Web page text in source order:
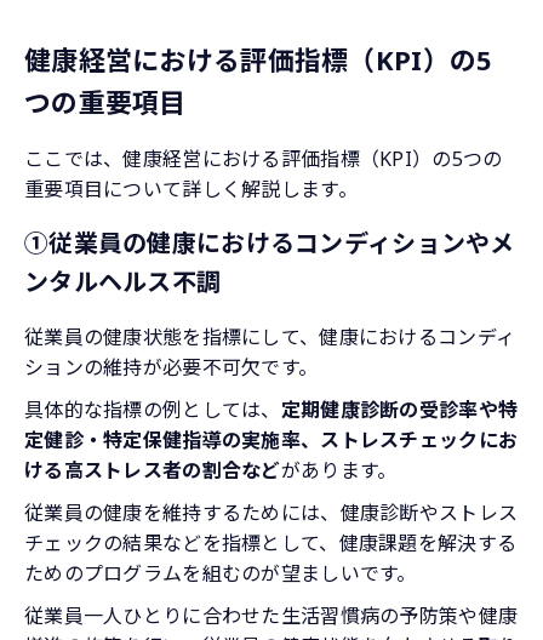
健康経営における評価指標（KPI）の5
つの重要項目
ここでは、健康経営における評価指標（KPI）の5つの
重要項目について詳しく解説します。
①従業員の健康におけるコンディションやメ
ンタルヘルス不調
従業員の健康状態を指標にして、健康におけるコンディ
ションの維持が必要不可欠です。
具体的な指標の例としては、 定期健康診断の受診率や特
定健診・特定保健指導の実施率、ストレスチェックにお
ける高ストレス者の割合などがあります。
従業員の健康を維持するためには、健康診断やストレス
チェックの結果などを指標として、健康課題を解決する
ためのプログラムを組むのが望ましいです。
従業員一人ひとりに合わせた生活習慣病の予防策や健康